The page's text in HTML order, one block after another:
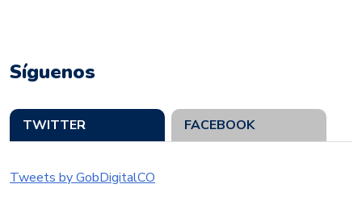
Síguenos
TWITTER FACEBOOK
Tweets by GobDigitalCO